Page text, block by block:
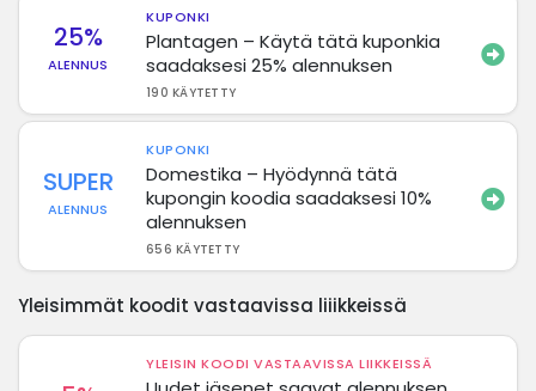
25%
ALENNUS
KUPONKI
Plantagen – Käytä tätä kuponkia
saadaksesi 25% alennuksen
190 KÄYTETTY
SUPER
ALENNUS
KUPONKI
Domestika – Hyödynnä tätä
kupongin koodia saadaksesi 10%
alennuksen
656 KÄYTETTY
Yleisimmät koodit vastaavissa liiikkeissä
YLEISIN KOODI VASTAAVISSA LIIKKEISSÄ